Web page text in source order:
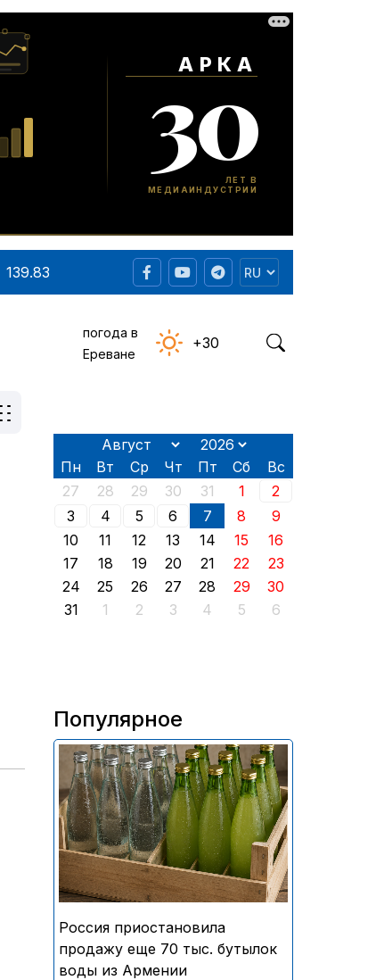
139.83
погода в
Ереване
+30
Пн Вт Ср Чт Пт Сб
Вс
27
28 29 30 31 1
2
3
4 5 6 7 8
9
10
11 12 13 14 15
16
17
18 19 20 21 22
23
24
25 26 27 28 29
30
31
1 2 3 4 5 6
Популярное
В России приостановили
продажу более 70 тыс.
бутылок питьевой воды и
безалкогольных напитков
армянского производства
Россия приостановила
продажу еще 70 тыс. бутылок
воды из Армении